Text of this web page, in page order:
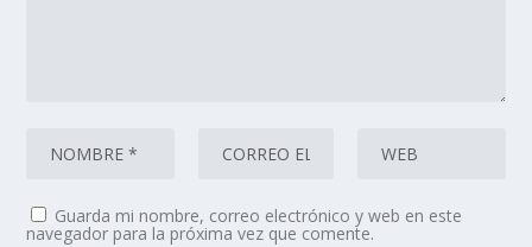
Guarda mi nombre, correo electrónico y web en este
navegador para la próxima vez que comente.